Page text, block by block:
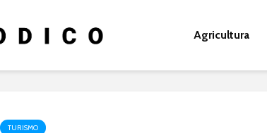
Agricultura
TURISMO